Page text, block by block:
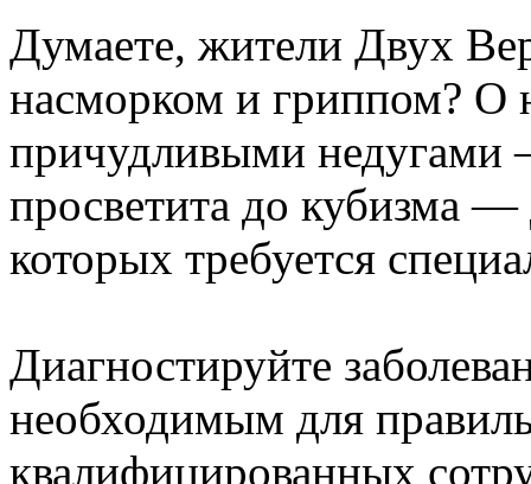
Думаете, жители Двух
насморком и гриппом? О
причудливыми недугами
просветита до кубизма —
которых требуется
Диагностируйте
необходимым для
квалифицированных